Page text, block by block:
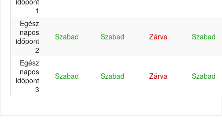
1
Egész
napos
időpont
2
Szabad Szabad Zárva Szabad
Egész
napos
időpont
3
Szabad Szabad Zárva Szabad